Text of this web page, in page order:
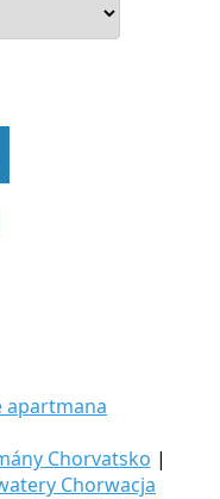
apartmana
Chorvatsko |
Chorwacja